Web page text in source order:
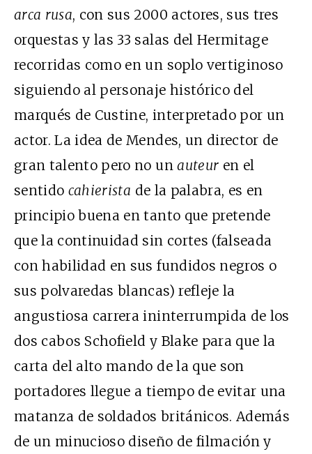
arca rusa, con sus 2000 actores, sus tres
orquestas y las 33 salas del Hermitage
recorridas como en un soplo vertiginoso
siguiendo al personaje histórico del
marqués de Custine, interpretado por un
actor. La idea de Mendes, un director de
gran talento pero no unauteur en el
sentido cahierista de la palabra, es en
principio buena en tanto que pretende
que la continuidad sin cortes (falseada
con habilidad en sus fundidos negros o
sus polvaredas blancas) refleje la
angustiosa carrera ininterrumpida de los
dos cabos Schofield y Blake para que la
carta del alto mando de la que son
portadores llegue a tiempo de evitar una
matanza de soldados británicos. Además
de un minucioso diseño de filmación y